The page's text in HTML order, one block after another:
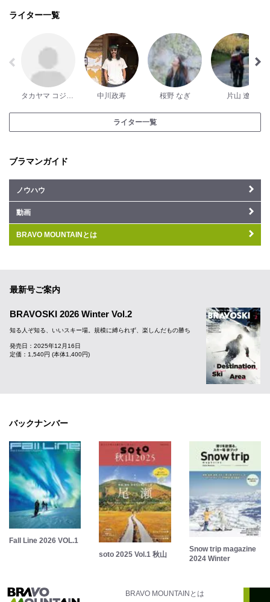
ライター一覧
タカヤマ コジロー 中川政寿 桜野 なぎ 片山 遼
ライター一覧
ブラマンガイド
ノウハウ
動画
BRAVO MOUNTAINとは
最新号ご案内
BRAVOSKI 2026 Winter Vol.2
知る人ぞ知る、いいスキー場。規模に縛られず、楽しんだもの勝ち
発売日：2025年12月16日
定価：1,540円 (本体1,400円)
バックナンバー
Fall Line 2026 VOL.1
soto 2025 Vol.1 秋山
Snow trip magazine
2024 Winter
BRAVO MOUNTAINとは